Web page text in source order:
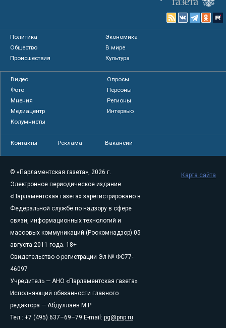
Политика
Экономика
Общество
В мире
Происшествия
Культура
Видео
Опросы
Фото
Персоны
Мнения
Регионы
Медиацентр
Интервью
Колумнисты
Контакты Реклама Вакансии
© «Парламентская газета», 2026 г.
Электронное периодическое издание
«Парламентская газета» зарегистрировано в
Федеральной службе по надзору в сфере
связи, информационных технологий и
массовых коммуникаций (Роскомнадзор) 05
августа 2011 года. 18+
Свидетельство о регистрации Эл № ФС77-
46097
Учредитель — АНО «Парламентская газета»
Исполняющий обязанности главного
редактора — Абдуллаев М.Р.
Тел.: +7 (495) 637–69–79 E-mail: pg@pnp.ru
Карта сайта